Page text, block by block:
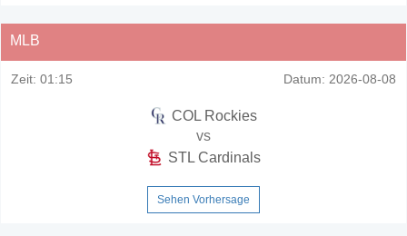
MLB
Zeit: 01:15 Datum: 2026-08-08
COL Rockies
vs
STL Cardinals
Sehen Vorhersage